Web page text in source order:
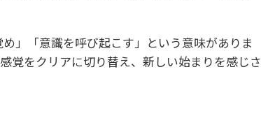
」「意識を呼び起こす」という意味がありま
覚をクリアに切り替え、新しい始まりを感じさ